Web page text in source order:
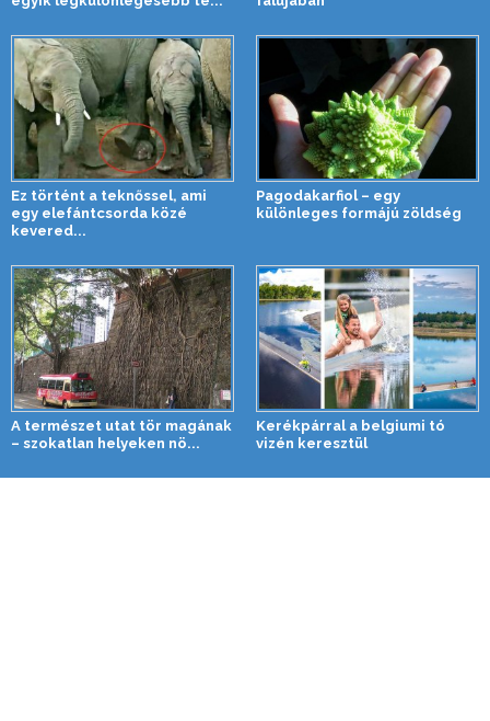
Ez történt a teknőssel, ami
egy elefántcsorda közé
kevered...
Pagodakarfiol – egy
különleges formájú zöldség
A természet utat tör magának
– szokatlan helyeken nö...
Kerékpárral a belgiumi tó
vizén keresztül